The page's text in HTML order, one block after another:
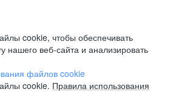
cookie, чтобы обеспечивать
нашего веб-сайта и анализировать
файлов cookie
cookie. Правила использования